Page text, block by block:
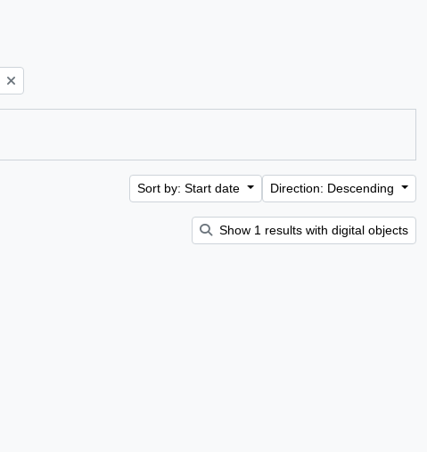
Sort by: Start date Direction: Descending
Show 1 results with digital objects